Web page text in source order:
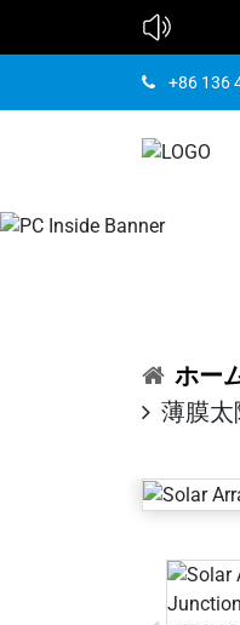
+86 136
ホー
薄膜